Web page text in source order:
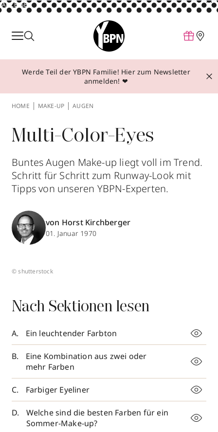
ANZEIGE
Parfum
Make-up
Behandlungen
Über YBPN
Aktionen
Storefinder
Werde Teil der YBPN Familie! Hier zum Newsletter
anmelden! ❤
HOME MAKE-UP AUGEN
Multi-Color-Eyes
Buntes Augen Make-up liegt voll im Trend.
Schritt für Schritt zum Runway-Look mit
Tipps von unseren YBPN-Experten.
von Horst Kirchberger
01. Januar 1970
© shutterstock
Nach Sektionen lesen
Ein leuchtender Farbton
Eine Kombination aus zwei oder
mehr Farben
Farbiger Eyeliner
Welche sind die besten Farben für ein
Sommer-Make-up?